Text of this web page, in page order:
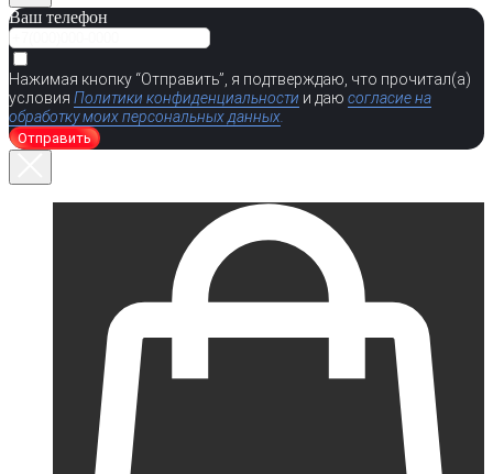
Ваш телефон
Нажимая кнопку “Отправить”, я подтверждаю, что прочитал(а)
условия Политики конфиденциальности и даю согласие на
обработку моих персональных данных
Отправить